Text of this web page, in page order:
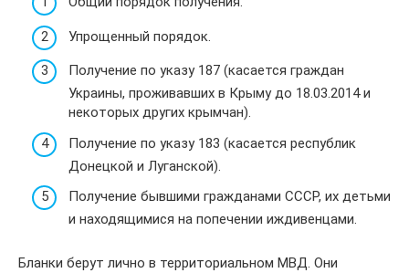
Упрощенный порядок.
Получение по указу 187 (касается граждан
Украины, проживавших в Крыму до 18.03.2014 и
некоторых других крымчан).
Получение по указу 183 (касается республик
Донецкой и Луганской).
Получение бывшими гражданами СССР, их детьми
и находящимися на попечении иждивенцами.
Бланки берут лично в территориальном МВД. Они